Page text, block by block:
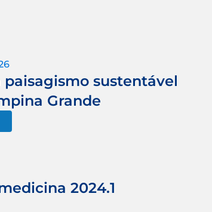
sustentável
Grande
2024.1